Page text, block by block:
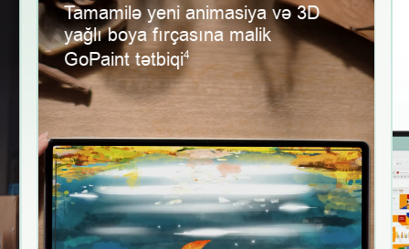
Tamamilə yeni animasiya və 3D
yağlı boya fırçasına malik
GoPaint tətbiqi4